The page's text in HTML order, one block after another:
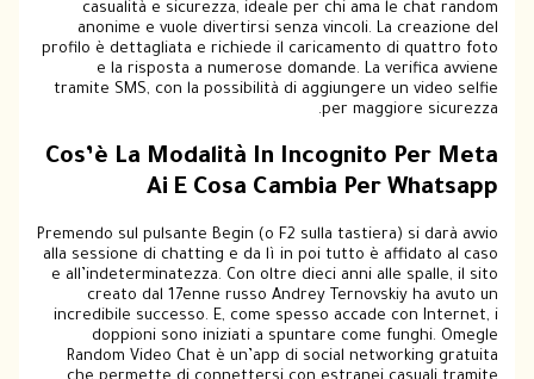
casualità e sicurezza, ideale per chi ama le chat random
anonime e vuole divertirsi senza vincoli. La creazione del
profilo è dettagliata e richiede il caricamento di quattro foto
e la risposta a numerose domande. La verifica avviene
tramite SMS, con la possibilità di aggiungere un video selfie
per maggiore sicurezza.
Cos’è La Modalità In Incognito Per Meta
Ai E Cosa Cambia Per Whatsapp
Premendo sul pulsante Begin (o F2 sulla tastiera) si darà avvio
alla sessione di chatting e da lì in poi tutto è affidato al caso
e all’indeterminatezza. Con oltre dieci anni alle spalle, il sito
creato dal 17enne russo Andrey Ternovskiy ha avuto un
incredibile successo. E, come spesso accade con Internet, i
doppioni sono iniziati a spuntare come funghi. Omegle
Random Video Chat è un’app di social networking gratuita